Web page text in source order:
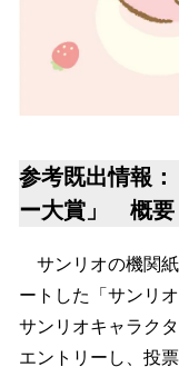
参考既出情報
ー大賞」 概要
サンリオの機関紙
ートした「サンリ
サンリオキャラク
エントリーし、投